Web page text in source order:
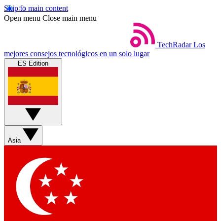
Skip to main content
Open menu Close main menu
TechRadar Los
mejores consejos tecnológicos en un solo lugar
ES Edition
Asia